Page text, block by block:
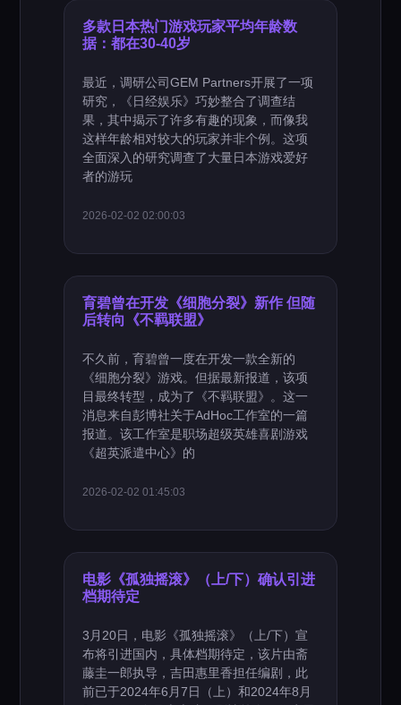
多款日本热门游戏玩家平均年龄数
据：都在30-40岁
最近，调研公司GEM Partners开展了一项
研究，《日经娱乐》巧妙整合了调查结
果，其中揭示了许多有趣的现象，而像我
这样年龄相对较大的玩家并非个例。这项
全面深入的研究调查了大量日本游戏爱好
者的游玩
2026-02-02 02:00:03
育碧曾在开发《细胞分裂》新作 但随
后转向《不羁联盟》
不久前，育碧曾一度在开发一款全新的
《细胞分裂》游戏。但据最新报道，该项
目最终转型，成为了《不羁联盟》。这一
消息来自彭博社关于AdHoc工作室的一篇
报道。该工作室是职场超级英雄喜剧游戏
《超英派遣中心》的
2026-02-02 01:45:03
电影《孤独摇滚》（上/下）确认引进
档期待定
3月20日，电影《孤独摇滚》（上/下）宣
布将引进国内，具体档期待定，该片由斋
藤圭一郎执导，吉田惠里香担任编剧，此
前已于2024年6月7日（上）和2024年8月